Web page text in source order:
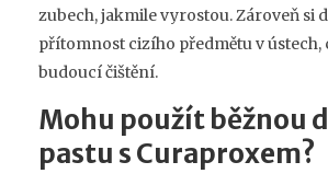
zubech, jakmile vyrostou. Zároveň si
přítomnost cizího předmětu v ústech,
budoucí čištění.
Mohu použít běžnou
pastu s Curaproxem?